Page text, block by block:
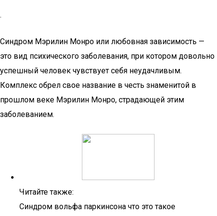
.
Синдром Мэрилин Монро или любовная зависимость —
это вид психического заболевания, при котором довольно
успешный человек чувствует себя неудачливым.
Комплекс обрел свое название в честь знаменитой в
прошлом веке Мэрилин Монро, страдающей этим
заболеванием.
Читайте также:
Синдром вольфа паркинсона что это такое